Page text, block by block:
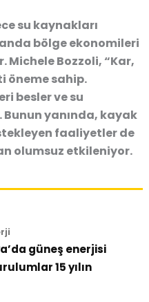
su kaynakları
bölge ekonomileri
Michele Bozzoli, “Kar,
öneme sahip.
besler ve su
Bunun yanında, kayak
faaliyetler de
olumsuz etkileniyor.
güneş enerjisi
15 yılın